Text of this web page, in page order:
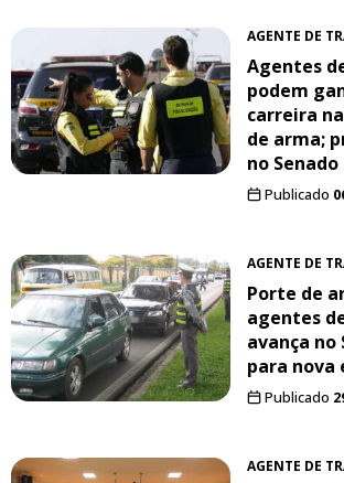
AGENTE DE
Agentes
podem
carreira
de arma;
no Senado
Publicado
AGENTE DE
Porte de
agentes
avança no
para nova
Publicado
AGENTE DE